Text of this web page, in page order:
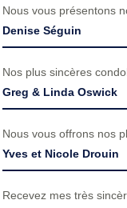
Nous vous présentons
Denise Séguin
Nos plus sincères
Greg & Linda Oswick
Nous vous offrons nos
Yves et Nicole Drouin
Recevez mes très